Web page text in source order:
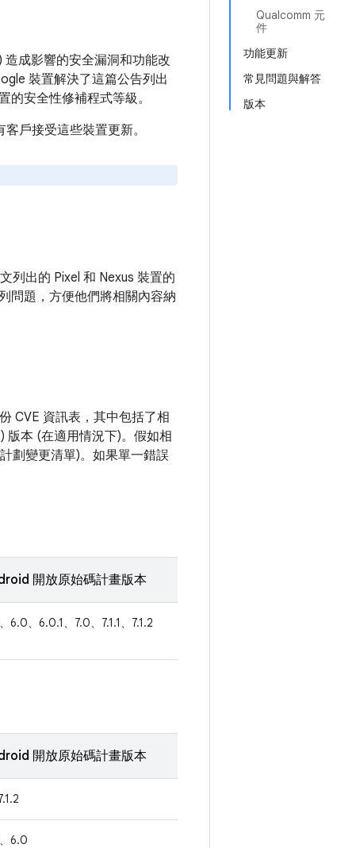
Qualcomm 元
件
功能更新
常見問題與解答
版本
造成影響的安全漏洞和功能改
裝置解決了這篇公告列出
的安全性修補程式等級。
戶接受這些裝置更新。
列出的 Pixel 和 Nexus 裝置的
問題，方便他們將相關內容納
CVE 資訊表，其中包括了相
版本 (在適用情況下)。假如相
劃變更清單)。如果單一錯誤
開放原始碼計畫版本
6.0、6.0.1、7.0、7.1.1、7.1.2
開放原始碼計畫版本
6.0